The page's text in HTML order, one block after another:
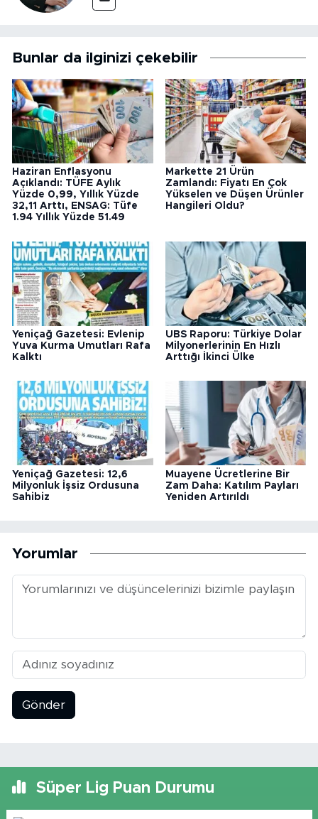
Bunlar da ilginizi çekebilir
Haziran Enflasyonu
Açıklandı: TÜFE Aylık
Yüzde 0,99, Yıllık Yüzde
32,11 Arttı, ENSAG: Tüfe
1.94 Yıllık Yüzde 51.49
Markette 21 Ürün
Zamlandı: Fiyatı En Çok
Yükselen ve Düşen Ürünler
Hangileri Oldu?
Yeniçağ Gazetesi: Evlenip
Yuva Kurma Umutları Rafa
Kalktı
UBS Raporu: Türkiye Dolar
Milyonerlerinin En Hızlı
Arttığı İkinci Ülke
Yeniçağ Gazetesi: 12,6
Milyonluk İşsiz Ordusuna
Sahibiz
Muayene Ücretlerine Bir
Zam Daha: Katılım Payları
Yeniden Artırıldı
Yorumlar
Gönder
Süper Lig Puan Durumu